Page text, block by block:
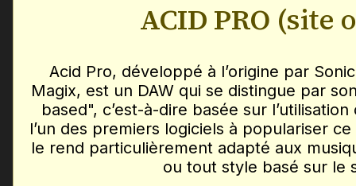
ACID PRO (site
Acid Pro, développé à l’origine par
Magix, est un DAW qui se distingue par
based", c’est-à-dire basée sur
l’un des premiers logiciels à populariser
le rend particulièrement adapté aux
ou tout style basé sur le